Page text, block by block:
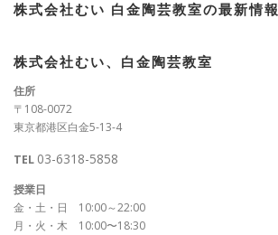
株式会社むい 白金陶芸教室の最新情報
株式会社むい、白金陶芸教室
住所
〒108-0072
東京都港区白金5-13-4
TEL 03-6318-5858
授業日
金・土・日 10:00～22:00
月・火・木 10:00〜18:30